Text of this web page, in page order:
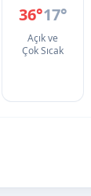
36°17°
Açık ve
Çok Sıcak